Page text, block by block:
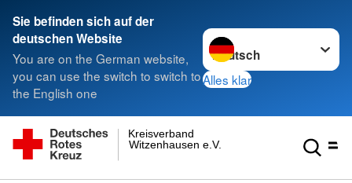
Sie befinden sich auf der
deutschen Website
You are on the German website,
you can use the switch to switch to
the English one
Sprache wechseln zu
Alles klar
Witzenhausen e.V.
Kreisverband